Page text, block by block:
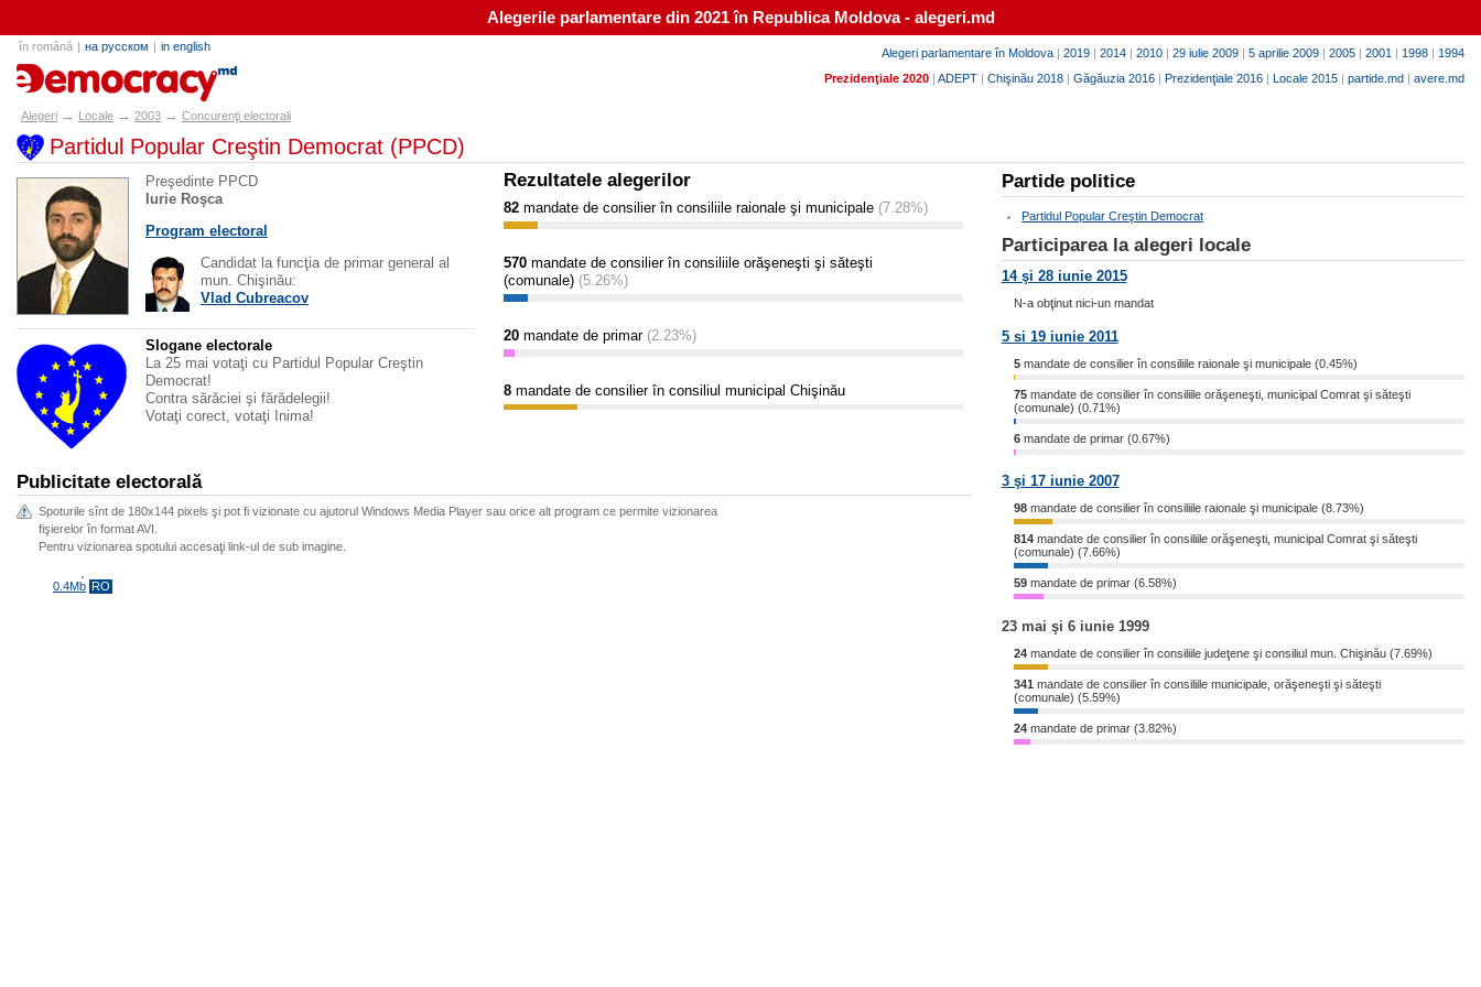
Alegerile parlamentare din 2021 în Republica Moldova - alegeri.md
Alegeri parlamentare în Moldova | 2019 | 2014 | 2010 | 29 iulie 2009 | 5 aprilie 2009 | 2005 | 2001 | 1998 | 1994
Prezidenţiale 2020 | ADEPT | Chişinău 2018 | Găgăuzia 2016 | Prezidenţiale 2016 | Locale 2015 | partide.md | avere.md
în română | на русском | in english
alegeri.md
Alegeri → Locale → 2003 → Concurenţi electorali
Partidul Popular Creştin Democrat (PPCD)
Preşedinte PPCD
Iurie Roşca
Program electoral
Candidat la funcţia de primar general al
mun. Chişinău:
Vlad Cubreacov
Slogane electorale
La 25 mai votaţi cu Partidul Popular Creştin
Democrat!
Contra sărăciei şi fărădelegii!
Votaţi corect, votaţi Inima!
Rezultatele alegerilor
82 mandate de consilier în consiliile raionale şi municipale (7.28%)
570 mandate de consilier în consiliile orăşeneşti şi săteşti
(comunale) (5.26%)
20 mandate de primar (2.23%)
8 mandate de consilier în consiliul municipal Chişinău
Publicitate electorală
Spoturile sînt de 180x144 pixels şi pot fi vizionate cu ajutorul Windows Media Player sau orice alt program ce permite vizionarea
fişierelor în format AVI.
Pentru vizionarea spotului accesaţi link-ul de sub imagine.
0.4Mb RO
Partide politice
Partidul Popular Creştin Democrat
Participarea la alegeri locale
14 şi 28 iunie 2015
N-a obţinut nici-un mandat
5 si 19 iunie 2011
5mandate de consilier în consiliile raionale şi municipale (0.45%)
75mandate de consilier în consiliile orăşeneşti, municipal Comrat şi săteşti
(comunale) (0.71%)
6mandate de primar (0.67%)
3 şi 17 iunie 2007
98mandate de consilier în consiliile raionale şi municipale (8.73%)
814mandate de consilier în consiliile orăşeneşti, municipal Comrat şi săteşti
(comunale) (7.66%)
59mandate de primar (6.58%)
23 mai şi 6 iunie 1999
24mandate de consilier în consiliile judeţene şi consiliul mun. Chişinău (7.69%)
341 mandate de consilier în consiliile municipale, orăşeneşti şi săteşti
(comunale) (5.59%)
24mandate de primar (3.82%)